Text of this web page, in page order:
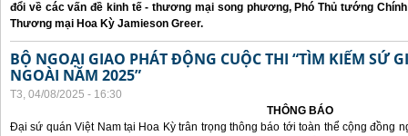
đổi về các vấn đề kinh tế - thương mại song phương, Phó Thủ tướng
Thương mại Hoa Kỳ Jamieson Greer.
BỘ NGOẠI GIAO PHÁT ĐỘNG CUỘC THI “TÌM KIẾM SỨ
NGOÀI NĂM 2025”
T3, 04/08/2025 - 16:30
THÔNG BÁO
Đại sứ quán Việt Nam tại Hoa Kỳ trân trọng thông báo tới toàn thể cộng đồng